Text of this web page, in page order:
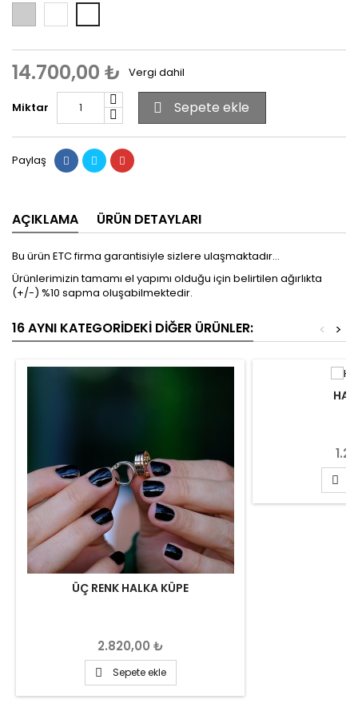
14.700,00 ₺ Vergi dahil
Miktar  Sepete ekle
Paylaş
AÇIKLAMA ÜRÜN DETAYLARI
Bu ürün ETC firma garantisiyle sizlere ulaşmaktadır...
Ürünlerimizin tamamı el yapımı olduğu için belirtilen ağırlıkta
(+/-) %10 sapma oluşabilmektedir.
16 AYNI KATEGORIDEKI DIĞER ÜRÜNLER: >
<
ÜÇ RENK HALKA KÜPE
Fiyat
2.820,00 ₺
 Sepete ekle
